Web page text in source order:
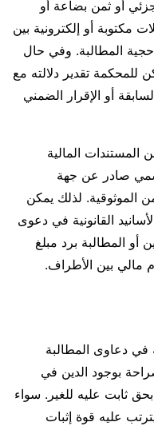
أو ثمن بضاعة أو
مكتوبة أو إلكترونية بين
المطالبة. وفي حال
تقدير دلالته مع
أو الإقرار الضمني
المستندات المالية
صادر عن جهة
الموثوقية. لذلك يمكن
القانونية في دعوى
أو المطالبة برد مبلغ
مالي بين الأطراف.
في دعاوى المطالبة
بوجود الدين في
ثابت عليه للغير. سواء
عليه قوة إثبات